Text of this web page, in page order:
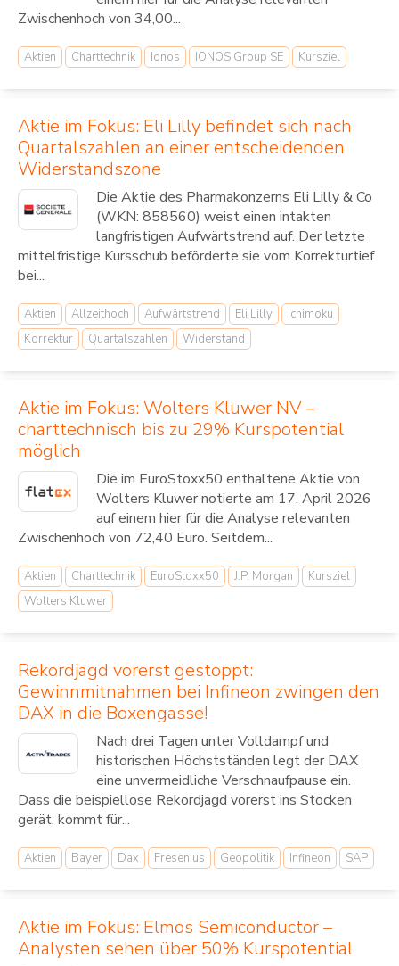
Zwischenhoch von 34,00...
Aktien Charttechnik Ionos IONOS Group SE Kursziel
Aktie im Fokus: Eli Lilly befindet sich nach
Quartalszahlen an einer entscheidenden
Widerstandszone
Die Aktie des Pharmakonzerns Eli Lilly & Co
(WKN: 858560) weist einen intakten
langfristigen Aufwärtstrend auf. Der letzte
mittelfristige Kursschub beförderte sie vom Korrekturtief
bei...
Aktien Allzeithoch Aufwärtstrend Eli Lilly
Ichimoku
Korrektur
Quartalszahlen Widerstand
Aktie im Fokus: Wolters Kluwer NV –
charttechnisch bis zu 29% Kurspotential
möglich
Die im EuroStoxx50 enthaltene Aktie von
Wolters Kluwer notierte am 17. April 2026
auf einem hier für die Analyse relevanten
Zwischenhoch von 72,40 Euro. Seitdem...
Aktien Charttechnik EuroStoxx50 J.P. Morgan
Kursziel
Wolters Kluwer
Rekordjagd vorerst gestoppt:
Gewinnmitnahmen bei Infineon zwingen den
DAX in die Boxengasse!
Nach drei Tagen unter Volldampf und
historischen Höchstständen legt der DAX
eine unvermeidliche Verschnaufpause ein.
Dass die beispiellose Rekordjagd vorerst ins Stocken
gerät, kommt für...
Aktien Bayer Dax Fresenius Geopolitik Infineon SAP
Aktie im Fokus: Elmos Semiconductor –
Analysten sehen über 50% Kurspotential